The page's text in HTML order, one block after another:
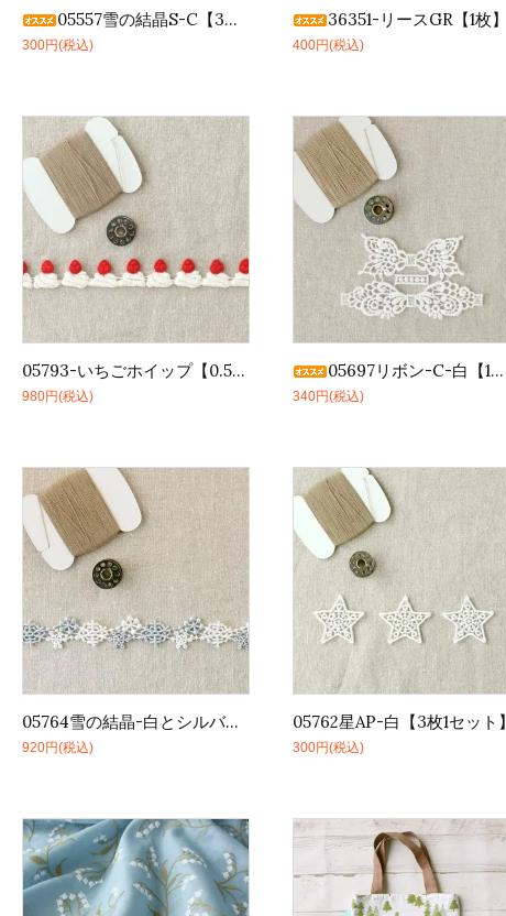
05557雪の結晶S-C【3枚1セット】
300円(税込)
36351-リースGR【1枚】
400円(税込)
05793-いちごホイップ【0.5m】
980円(税込)
05697リボン-C-白【1枚】
340円(税込)
05764雪の結晶-白とシルバー【1m】
920円(税込)
05762星AP-白【3枚1セット】
300円(税込)